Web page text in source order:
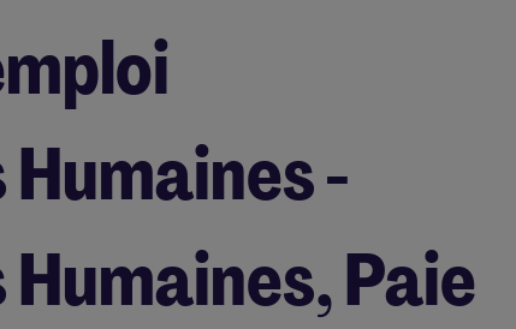
-
Paie